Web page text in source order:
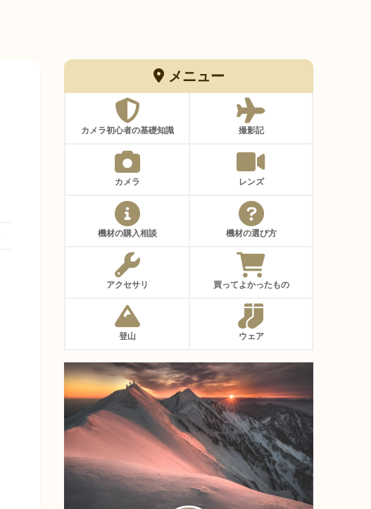
メニュー
カメラ初心者の基礎知識 撮影記
カメラ レンズ
機材の購入相談 機材の選び方
アクセサリ 買ってよかったもの
登山 ウェア